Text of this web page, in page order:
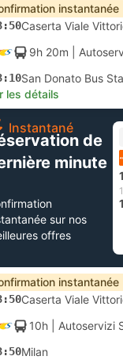
instantanée
Caserta Viale
9h 20m |
San Donato Bus
les détails
Instantané
de
minute
sur nos
offres
instantanée
Caserta Viale
10h | Autoservizi
Milan